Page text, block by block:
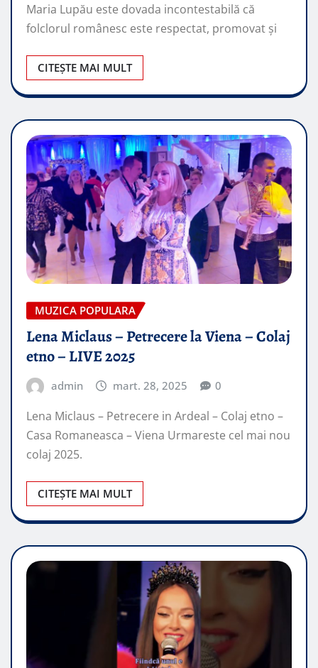
Maria Lupău este dovada incontestabilă că
folclorul românesc este respectat, promovat şi
CITEȘTE MAI MULT
MUZICA POPULARA
Lena Miclaus – Petrecere la Viena – Colaj
etno – LIVE 2025
admin mart. 28, 2025 0
Lena Miclaus – Petrecere in Ardeal – Colaj etno –
Casa Romaneasca – Viena Urmareste cel mai nou
colaj 2025.
CITEȘTE MAI MULT